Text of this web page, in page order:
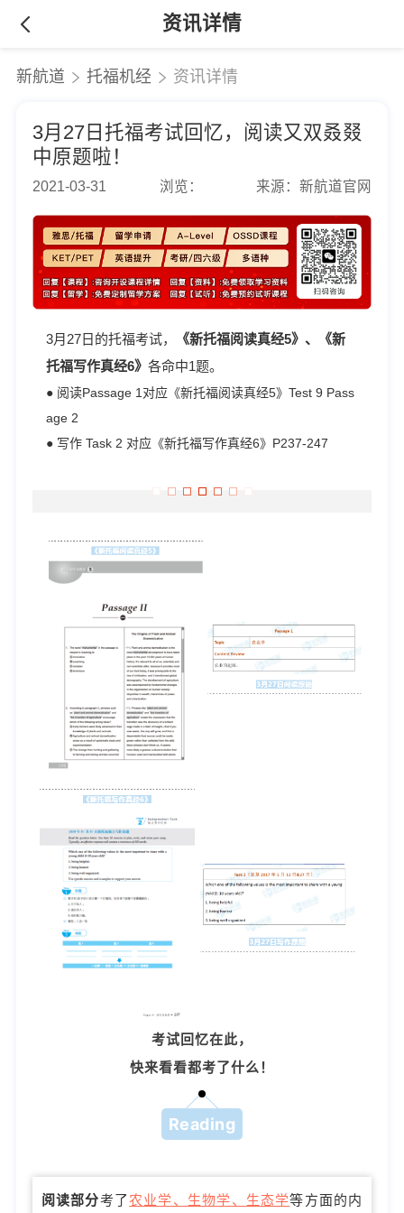
资讯详情
新航道 托福机经 资讯详情
3月27日托福考试回忆，阅读又双叒叕
中原题啦！
2021-03-31 浏览： 来源：新航道官网
3月27日的托福考试，
《新托福阅读真经5》、《新
托福写作真经6》 各命中1题。
● 阅读Passage 1对应《新托福阅读真经5》Test 9 Pass
age 2
● 写作 Task 2 对应《新托福写作真经6》P237-247
考试回忆在此，
快来看看都考了什么！
Reading
阅读部分考了农业学、生物学、生态学等方面的内